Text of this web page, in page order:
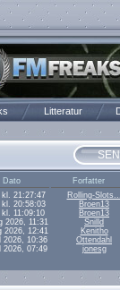
Litteratur
Dato
Forfatter
21:27:47
Rolling-
20:58:03
Broen13
kl. 11:09:10
Broen13
2026, 11:31
Snilld
2026, 12:41
Kenitho
2026, 10:36
Ottendahl
2026, 07:49
jonesg